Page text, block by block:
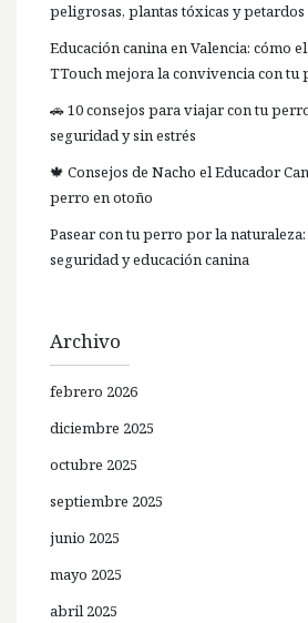
peligrosas, plantas tóxicas y petardos
Educación canina en Valencia: cómo
TTouch mejora la convivencia con tu
🚗 10 consejos para viajar con tu
seguridad y sin estrés
🍁 Consejos de Nacho el Educador
perro en otoño
Pasear con tu perro por la naturaleza:
seguridad y educación canina
Archivo
febrero 2026
diciembre 2025
octubre 2025
septiembre 2025
junio 2025
mayo 2025
abril 2025